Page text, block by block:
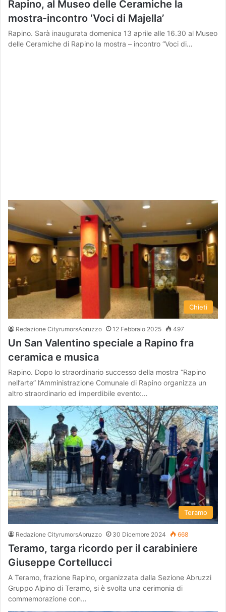
Rapino, al Museo delle Ceramiche la
mostra-incontro ‘Voci di Majella’
Rapino. Sarà inaugurata domenica 13 aprile alle 16.30 al Museo
delle Ceramiche di Rapino la mostra – incontro “Voci di…
Chieti
Redazione CityrumorsAbruzzo 12 Febbraio 2025 497
Un San Valentino speciale a Rapino fra
ceramica e musica
Rapino. Dopo lo straordinario successo della mostra “Rapino
nell’arte” l’Amministrazione Comunale di Rapino organizza un
altro straordinario ed imperdibile evento:…
Teramo
Redazione CityrumorsAbruzzo 30 Dicembre 2024 668
Teramo, targa ricordo per il carabiniere
Giuseppe Cortellucci
A Teramo, frazione Rapino, organizzata dalla Sezione Abruzzi
Gruppo Alpino di Teramo, si è svolta una cerimonia di
commemorazione con…